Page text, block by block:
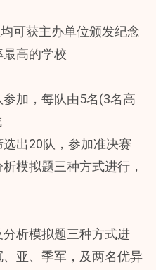
获主办单位颁发纪念
高的学校
加，每队由5名(3名高
出20队，参加准决赛
模拟题三种方式进行，
析模拟题三种方式进
亚、季军，及两名优异